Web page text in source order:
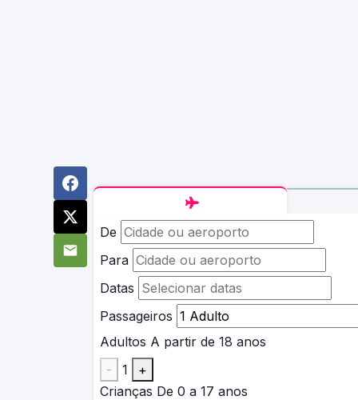
De
Para
Datas
Passageiros
Adultos A partir de 18 anos
-
1
+
Crianças De 0 a 17 anos